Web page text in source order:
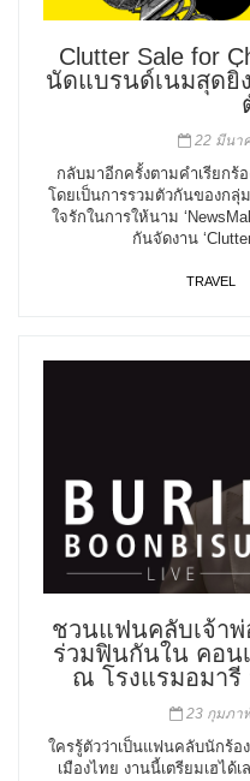
Clutter Sale for
นัดแบรนด์เนมสุดยิ่
22 มีนา
กลับมาอีกครั้งตามคำเรียกร้
โดยเป็นการรวมตัวกันของก
ใจรักในการให้นาม
กันจัดงาน
TRAVEL
ชวนแฟนคลับเจ้าพ่
ร่วมฟินกันใน คอน
ณ โรงแรมอมารี
23 กุมภา
ใครรู้ตัวว่าเป็นแฟนคลับนักร้อ
เมืองไทย งานนี้เตรียมเฮได้